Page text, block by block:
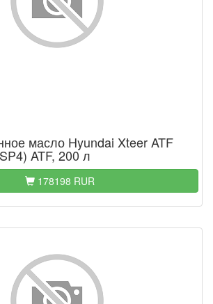
масло Hyundai Xteer ATF
ATF, 200 л
178198 RUR